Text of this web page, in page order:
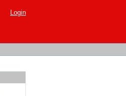
Login